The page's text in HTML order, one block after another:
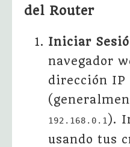
del Router
Iniciar
navegador
dirección
192.168.0.1 ).
usando tus